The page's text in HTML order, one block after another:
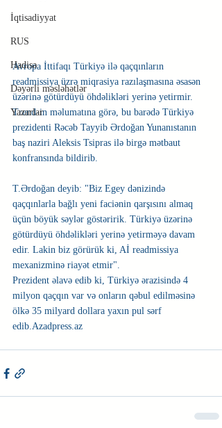
İqtisadiyyat
RUS
Hadisə
Dəyərli məsləhətlər
Yazarlar
Avropa İttifaqı Türkiyə ilə qaçqınların
readmissiya üzrə miqrasiya razılaşmasına əsasən
üzərinə götürdüyü öhdəlikləri yerinə yetirmir.
Trend-in məlumatına görə, bu barədə Türkiyə
prezidenti Rəcəb Tayyib Ərdoğan Yunanıstanın
baş naziri Aleksis Tsipras ilə birgə mətbaut
konfransında bildirib.
T.Ərdoğan deyib: "Biz Egey dənizində
qaçqınlarla bağlı yeni faciənin qarşısını almaq
üçün böyük səylər göstəririk. Türkiyə üzərinə
götürdüyü öhdəlikləri yerinə yetirməyə davam
edir. Lakin biz görürük ki, Aİ readmissiya
mexanizminə riayət etmir".
Prezident əlavə edib ki, Türkiyə ərazisində 4
milyon qaçqın var və onların qəbul edilməsinə
ölkə 35 milyard dollara yaxın pul sərf
edib.Azadpress.az